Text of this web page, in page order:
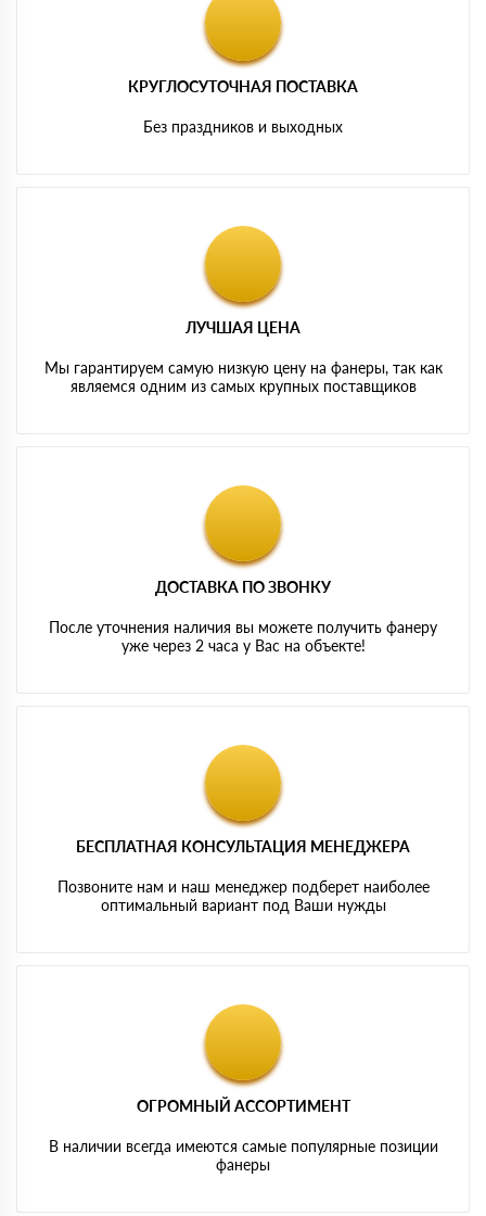
КРУГЛОСУТОЧНАЯ ПОСТАВКА
Без праздников и выходных
ЛУЧШАЯ ЦЕНА
Мы гарантируем самую низкую цену на фанеры, так как
являемся одним из самых крупных поставщиков
ДОСТАВКА ПО ЗВОНКУ
После уточнения наличия вы можете получить фанеру
уже через 2 часа у Вас на объекте!
БЕСПЛАТНАЯ КОНСУЛЬТАЦИЯ МЕНЕДЖЕРА
Позвоните нам и наш менеджер подберет наиболее
оптимальный вариант под Ваши нужды
ОГРОМНЫЙ АССОРТИМЕНТ
В наличии всегда имеются самые популярные позиции
фанеры